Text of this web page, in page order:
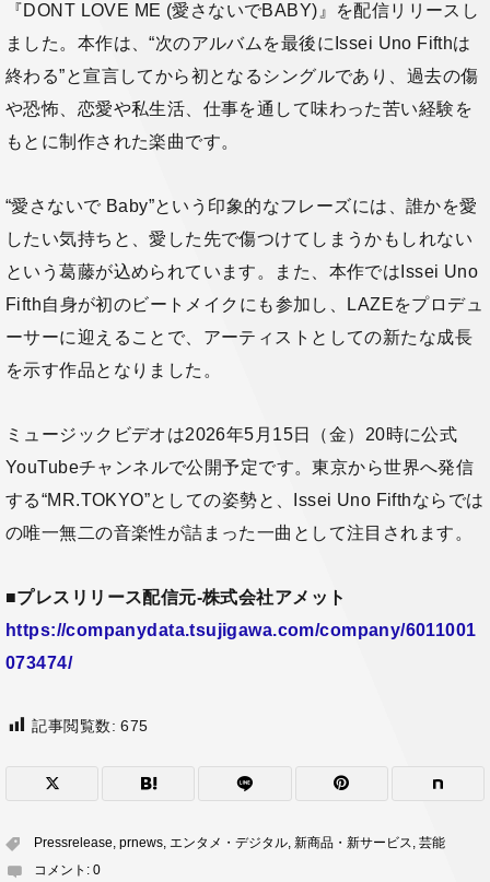
『DONT LOVE ME (愛さないでBABY)』を配信リリースし
ました。本作は、“次のアルバムを最後にIssei Uno Fifthは
終わる”と宣言してから初となるシングルであり、過去の傷
や恐怖、恋愛や私生活、仕事を通して味わった苦い経験を
もとに制作された楽曲です。
“愛さないで Baby”という印象的なフレーズには、誰かを愛
したい気持ちと、愛した先で傷つけてしまうかもしれない
という葛藤が込められています。また、本作ではIssei Uno
Fifth自身が初のビートメイクにも参加し、LAZEをプロデュ
ーサーに迎えることで、アーティストとしての新たな成長
を示す作品となりました。
ミュージックビデオは2026年5月15日（金）20時に公式
YouTubeチャンネルで公開予定です。東京から世界へ発信
する“MR.TOKYO”としての姿勢と、Issei Uno Fifthならでは
の唯一無二の音楽性が詰まった一曲として注目されます。
■プレスリリース配信元-株式会社アメット
https://companydata.tsujigawa.com/company/6011001
073474/
記事閲覧数: 675
Pressrelease prnews エンタメ・デジタル 新商品・新サービス 芸能
コメント: 0